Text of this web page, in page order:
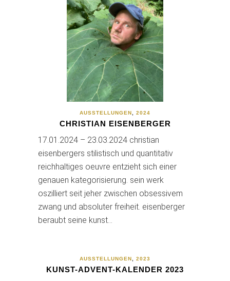
AUSSTELLUNGEN 2024
CHRISTIAN EISENBERGER
17.01.2024 – 23.03.2024 christian
eisenbergers stilistisch und quantitativ
reichhaltiges oeuvre entzieht sich einer
genauen kategorisierung. sein werk
oszilliert seit jeher zwischen obsessivem
zwang und absoluter freiheit. eisenberger
beraubt seine kunst…
AUSSTELLUNGEN 2023
KUNST-ADVENT-KALENDER 2023